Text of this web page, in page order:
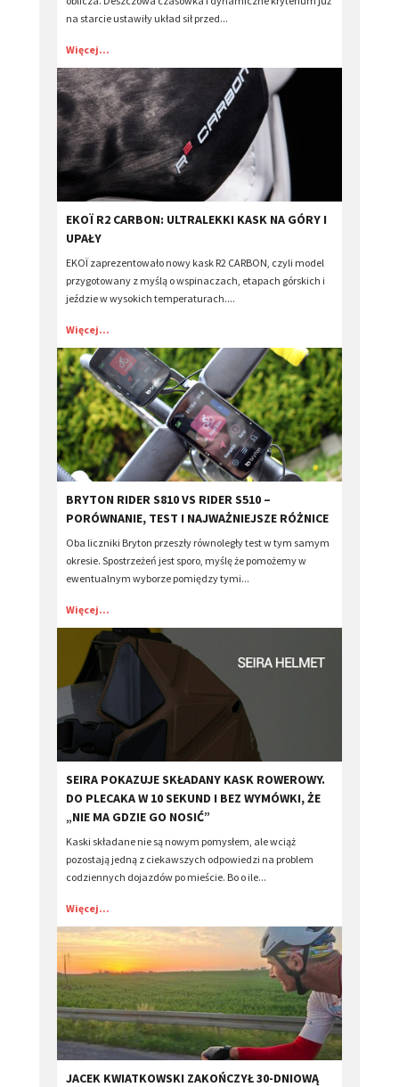
na starcie ustawiły układ sił przed...
Więcej...
EKOÏ R2 CARBON: ULTRALEKKI KASK NA GÓRY I
UPAŁY
EKOÏ zaprezentowało nowy kask R2 CARBON, czyli model
przygotowany z myślą o wspinaczach, etapach górskich i
jeździe w wysokich temperaturach....
Więcej...
BRYTON RIDER S810 VS RIDER S510 –
PORÓWNANIE, TEST I NAJWAŻNIEJSZE RÓŻNICE
Oba liczniki Bryton przeszły równoległy test w tym samym
okresie. Spostrzeżeń jest sporo, myślę że pomożemy w
ewentualnym wyborze pomiędzy tymi...
Więcej...
​SEIRA POKAZUJE SKŁADANY KASK ROWEROWY.
DO PLECAKA W 10 SEKUND I BEZ WYMÓWKI, ŻE
„NIE MA GDZIE GO NOSIĆ”
Kaski składane nie są nowym pomysłem, ale wciąż
pozostają jedną z ciekawszych odpowiedzi na problem
codziennych dojazdów po mieście. Bo o ile...
Więcej...
​JACEK KWIATKOWSKI ZAKOŃCZYŁ 30-DNIOWĄ